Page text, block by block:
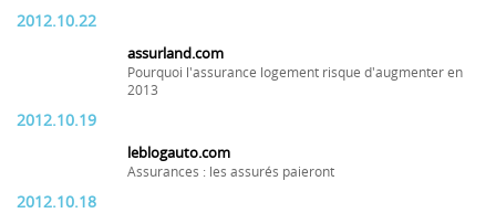
2012.10.22
assurland.com
Pourquoi l'assurance logement risque d'augmenter en
2013
2012.10.19
leblogauto.com
Assurances : les assurés paieront
2012.10.18